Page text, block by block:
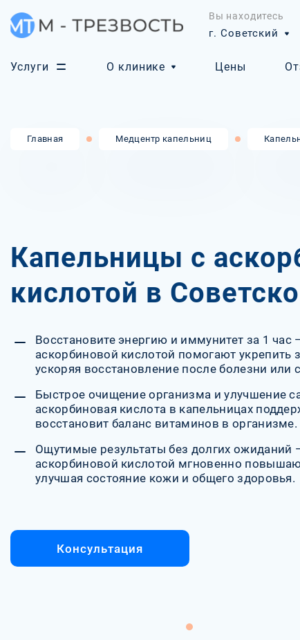
Вы находитесь
г. Советский
Услуги О клинике Цены
Главная Медцентр капельниц
Капельницы с
кислотой в
Восстановите энергию и иммунитет за 1 час
аскорбиновой кислотой помогают
ускоряя восстановление после болезни или
Быстрое очищение организма и улучшение
аскорбиновая кислота в капельницах
восстановит баланс витаминов в организме.
Ощутимые результаты без долгих ожиданий
аскорбиновой кислотой мгновенно
улучшая состояние кожи и общего здоровья.
Консультация